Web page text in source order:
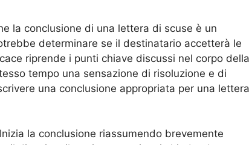
la conclusione di una lettera di scuse è un
determinare se il destinatario accetterà le
riprende i punti chiave discussi nel corpo della
tempo una sensazione di risoluzione e di
una conclusione appropriata per una lettera
la conclusione riassumendo brevemente